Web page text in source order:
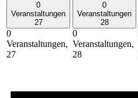
0
Veranstaltungen
27
0
Veranstaltungen,
27
0
Veranstaltungen
28
0
Veranstaltungen,
28